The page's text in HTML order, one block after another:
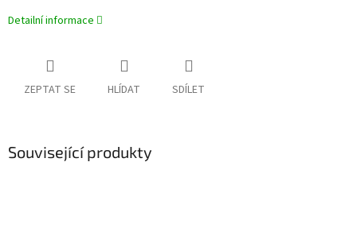
Detailní informace
ZEPTAT SE HLÍDAT SDÍLET
Související produkty